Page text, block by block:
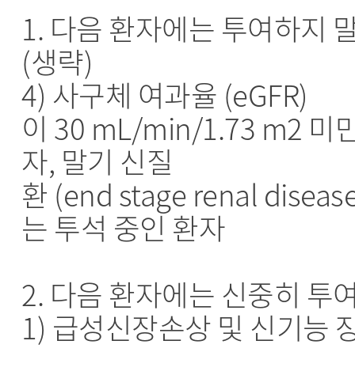
1. 다음 환자에는 투여하지
(생략)
4) 사구체 여과율 (eGFR)
이 30 mL/min/1.73 m2 미
자, 말기 신질
환 (end stage renal
는 투석 중인 환자
2. 다음 환자에는 신중히 투
1) 급성신장손상 및 신기능